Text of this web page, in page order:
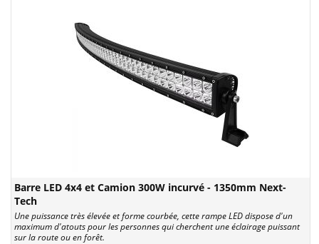
Barre LED 4x4 et Camion 300W incurvé - 1350mm Next-
Tech
Une puissance très élevée et forme courbée, cette rampe LED dispose d'un
maximum d'atouts pour les personnes qui cherchent une éclairage puissant
sur la route ou en forêt.